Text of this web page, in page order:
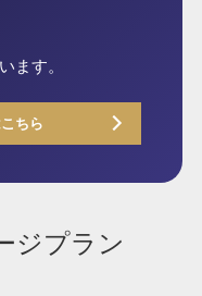
ます。
ちら
ジプラン